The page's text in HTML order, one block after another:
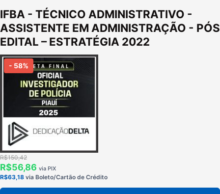
IFBA - TÉCNICO ADMINISTRATIVO -
ASSISTENTE EM ADMINISTRAÇÃO - PÓS
EDITAL – ESTRATÉGIA 2022
- 58%
R$150,42
R$56,86 via PIX
R$63,18 via Boleto/Cartão de Crédito